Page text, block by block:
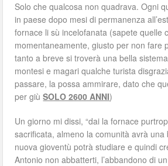
Solo che qualcosa non quadrava. Ogni
in paese dopo mesi di permanenza
fornace li sù incelofanata (sapete quelle
momentaneamente, giusto per non fare
tanto a breve si troverà una bella
montesi e magari qualche turista
passare, la possa ammirare, dato che
per giùSOLO 2600 ANNI)
Un giorno mi dissi, “dai la fornace
sacrificata, almeno la comunità avrà
nuova gioventù potrà studiare e quindi
Antonio non abbatterti, l’abbandono di